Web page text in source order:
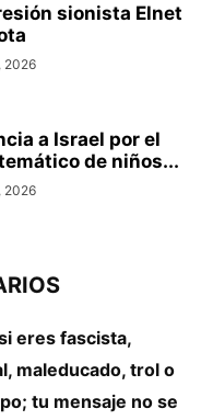
sionista Elnet
2026
a Israel por el
de niños...
2026
eres fascista,
maleducado, trol o
tu mensaje no se